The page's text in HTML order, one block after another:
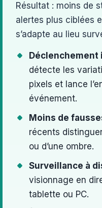
Résultat : moins de
alertes plus ciblées
s’adapte au lieu
détecte les
pixels et lance
événement.
Moins de
récents
ou d’une ombre.
Surveillance à
visionnage en
tablette ou PC.